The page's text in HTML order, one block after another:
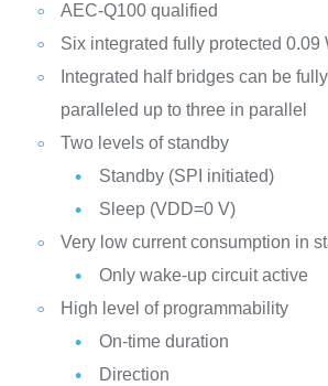
AEC-Q100 qualified
Six integrated fully protected 0.09
Integrated half bridges can be
paralleled up to three in parallel
Two levels of standby
Standby (SPI initiated)
Sleep (VDD=0 V)
Very low current consumption in
Only wake-up circuit active
High level of programmability
On-time duration
Direction